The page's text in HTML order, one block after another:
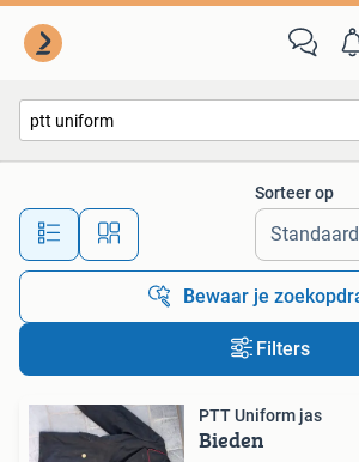
Alle afstanden…
Sorteer op
Bewaar je
Filters
PTT Uniform jas
Bieden